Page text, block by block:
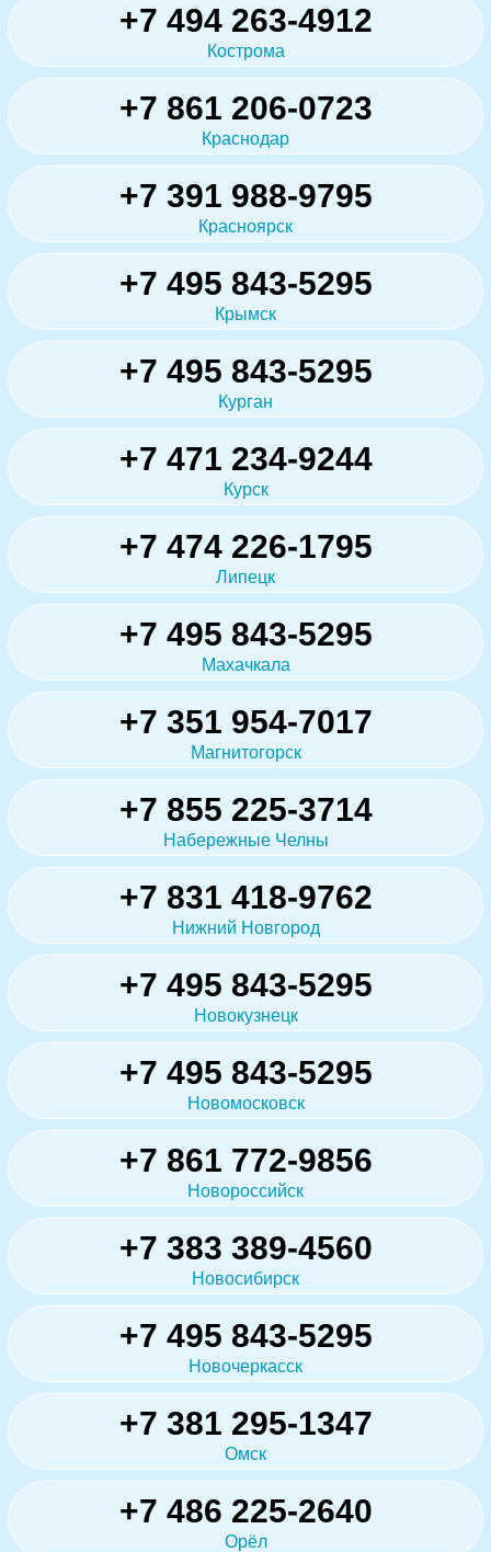
+7 494 263-4912
Кострома
+7 861 206-0723
Краснодар
+7 391 988-9795
Красноярск
+7 495 843-5295
Крымск
+7 495 843-5295
Курган
+7 471 234-9244
Курск
+7 474 226-1795
Липецк
+7 495 843-5295
Махачкала
+7 351 954-7017
Магнитогорск
+7 855 225-3714
Набережные Челны
+7 831 418-9762
Нижний Новгород
+7 495 843-5295
Новокузнецк
+7 495 843-5295
Новомосковск
+7 861 772-9856
Новороссийск
+7 383 389-4560
Новосибирск
+7 495 843-5295
Новочеркасск
+7 381 295-1347
Омск
+7 486 225-2640
Орёл